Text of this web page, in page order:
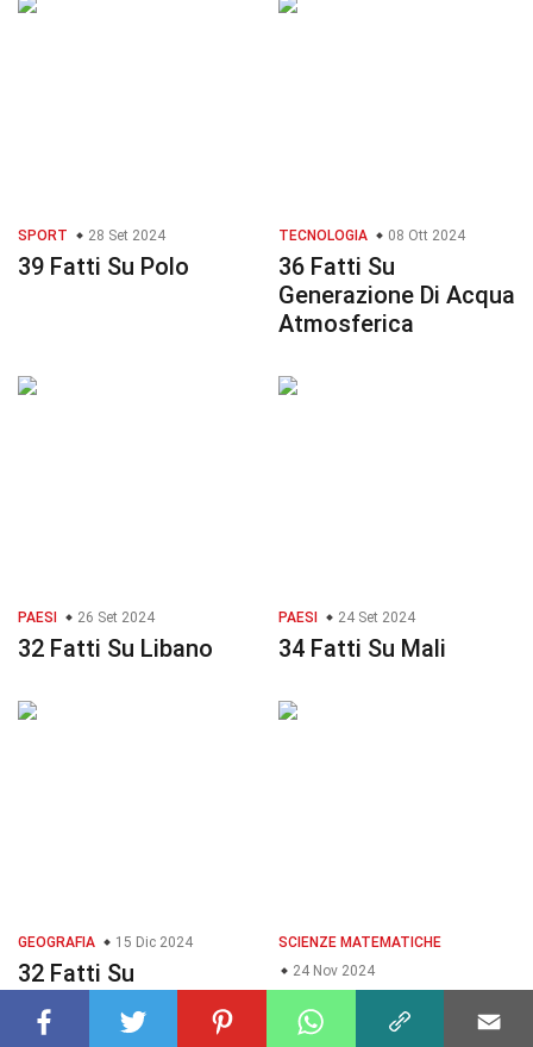
SPORT 28 Set 2024
39 Fatti Su Polo
TECNOLOGIA 08 Ott 2024
36 Fatti Su
Generazione Di Acqua
Atmosferica
PAESI 26 Set 2024
32 Fatti Su Libano
PAESI 24 Set 2024
34 Fatti Su Mali
GEOGRAFIA 15 Dic 2024
32 Fatti Su
Elaborazione Del
Linguaggio Naturale
SCIENZE MATEMATICHE
24 Nov 2024
39 Fatti Su Parallelo